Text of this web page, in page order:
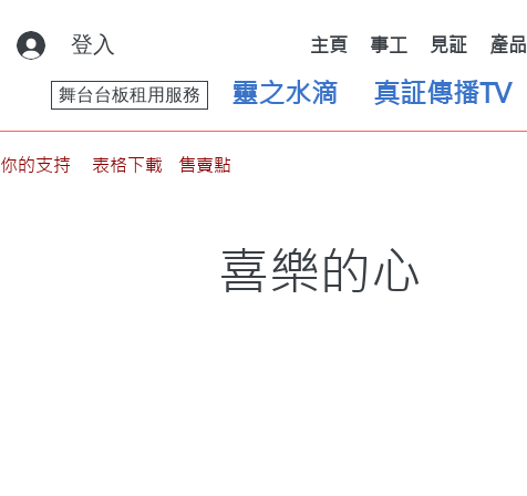
登入 主頁 事工 見証 產品
靈之水滴
舞台台板租用服務 真証傳播TV
你的支持 表格下載 售賣點
喜樂的心